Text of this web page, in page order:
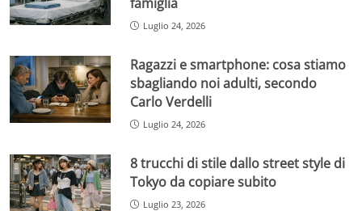
Luglio 24, 2026
Ragazzi e smartphone: cosa stiamo
sbagliando noi adulti, secondo
Carlo Verdelli
Luglio 24, 2026
8 trucchi di stile dallo street style di
Tokyo da copiare subito
Luglio 23, 2026